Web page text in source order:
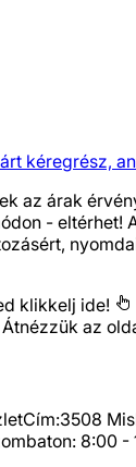
kéregrész,
az árak
-
klikkelj ide!
az
Cím:3508
8:00 -